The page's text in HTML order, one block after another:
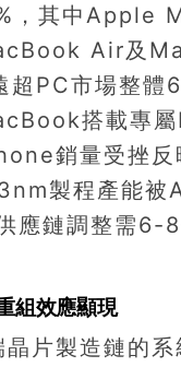
，其中Apple
Air及
PC市場整體
搭載專
銷量受挫
製程產能
應鏈調整需6-
組效應顯現
片製造鏈的